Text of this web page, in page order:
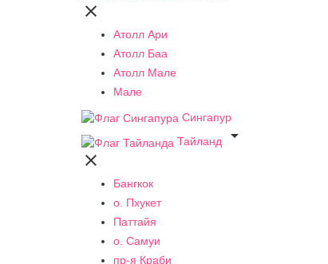

Атолл Ари
Атолл Баа
Атолл Мале
Мале
Сингапур
Тайланд


Бангкок
о. Пхукет
Паттайя
о. Самуи
пр-я Краби